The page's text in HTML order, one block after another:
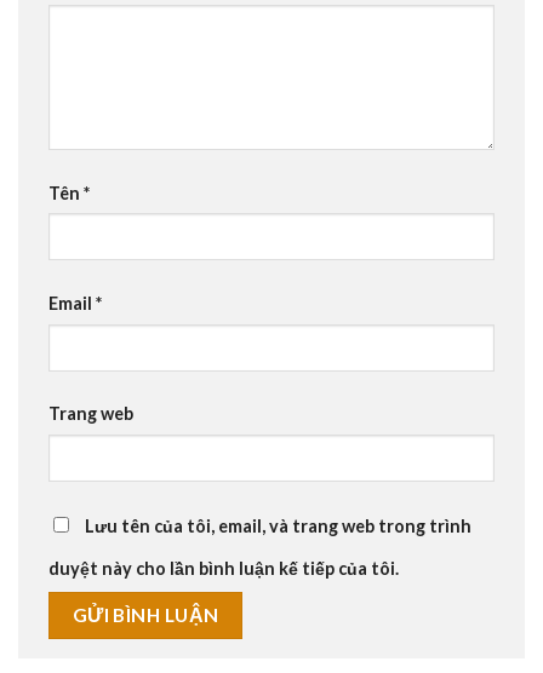
Tên *
Email *
Trang web
Lưu tên của tôi, email, và trang web trong trình
duyệt này cho lần bình luận kế tiếp của tôi.